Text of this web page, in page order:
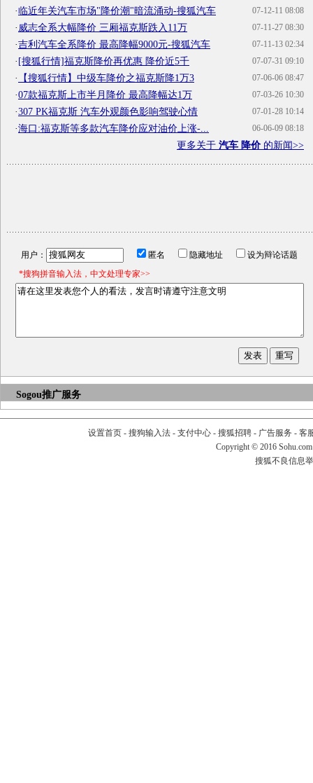
07-12-11 08:08
·临近年关汽车市场"降价潮"暗流涌动-搜狐汽车
07-11-27 08:30
· 威志全系大幅降价 三厢福克斯跌入11万
07-11-13 02:34
·吉利汽车全系降价 最高降幅9000元-搜狐汽车
07-07-31 09:10
·[搜狐行情]福克斯降价再优惠 降价近5千
07-06-06 08:47
· 【搜狐行情】中级车降价之福克斯降1万3
07-03-26 10:30
·07款福克斯上市半月降价 最高降幅达1万
07-01-28 10:14
·307 PK福克斯 汽车外观颜色影响驾驶心情
06-06-09 08:18
·海口:福克斯等多款汽车降价应对油价上涨-...
更多关于 汽车 降价的新闻>>
用户： 匿名 隐藏地址
设为辩论话题
*搜狗拼音输入法，中文处理专家>>
Sogou推广服务
设置首页- 搜狗输入法- 支付中心- 搜狐招聘- 广告服务 - 客
Copyright © 2016
搜狐不良信息